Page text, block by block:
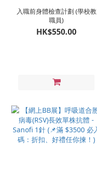
入職前身體檢查計劃 (學校教
職員)
HK$550.00